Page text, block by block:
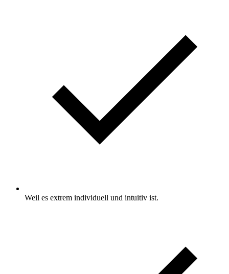
Weil es extrem individuell und intuitiv ist.